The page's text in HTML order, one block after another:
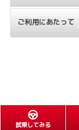
ご利用にあたって
試乗してみる